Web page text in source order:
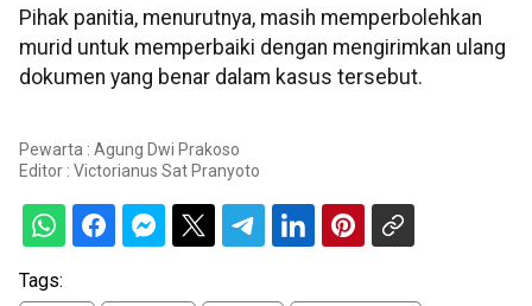
Pihak panitia, menurutnya, masih memperbolehkan
murid untuk memperbaiki dengan mengirimkan ulang
dokumen yang benar dalam kasus tersebut.
Pewarta : Agung Dwi Prakoso
Editor : Victorianus Sat Pranyoto
Tags: